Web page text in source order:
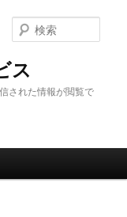
ス
された情報が閲覧で
索